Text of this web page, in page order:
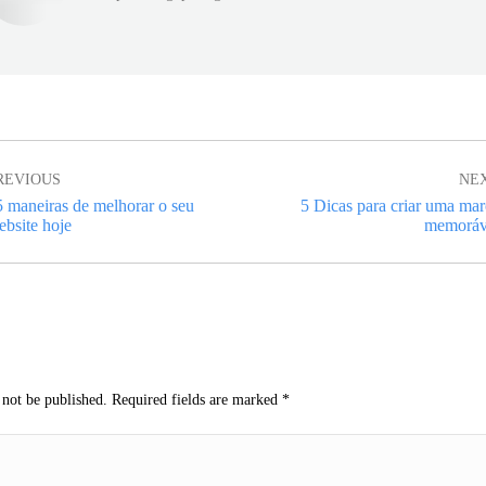
maneiras de melhorar o seu
hoje
Next5 Dicas para criar uma
be published. Required fields are marked *